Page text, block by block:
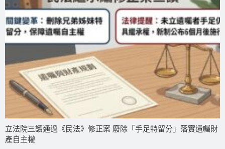
立法院三讀通過《民法》修正案 廢除「手足特留分」落實遺囑財
產自主權